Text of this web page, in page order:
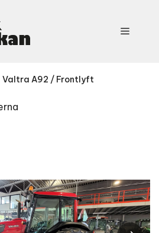
Meny
Valtra A92 / Frontlyft